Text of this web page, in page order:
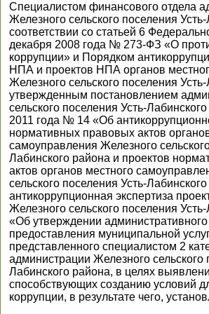
Специалистом финансового отдела
Железного сельского поселения
соответствии со статьей 6
декабря 2008 года № 273-ФЗ «О
коррупции» и Порядком
НПА и проектов НПА органов
Железного сельского поселения
утвержденным постановлением
сельского поселения Усть-
2011 года № 14 «Об
нормативных правовых актов
самоуправления Железного
Лабинского района и проектов
актов органов местного
сельского поселения Усть-
антикоррупционная экспертиза
Железного сельского поселения
«Об утверждении
предоставления муниципальной
представленного специалистом 2
администрации Железного сельского
Лабинского района, в целях
способствующих созданию условий
коррупции, в результате чего,